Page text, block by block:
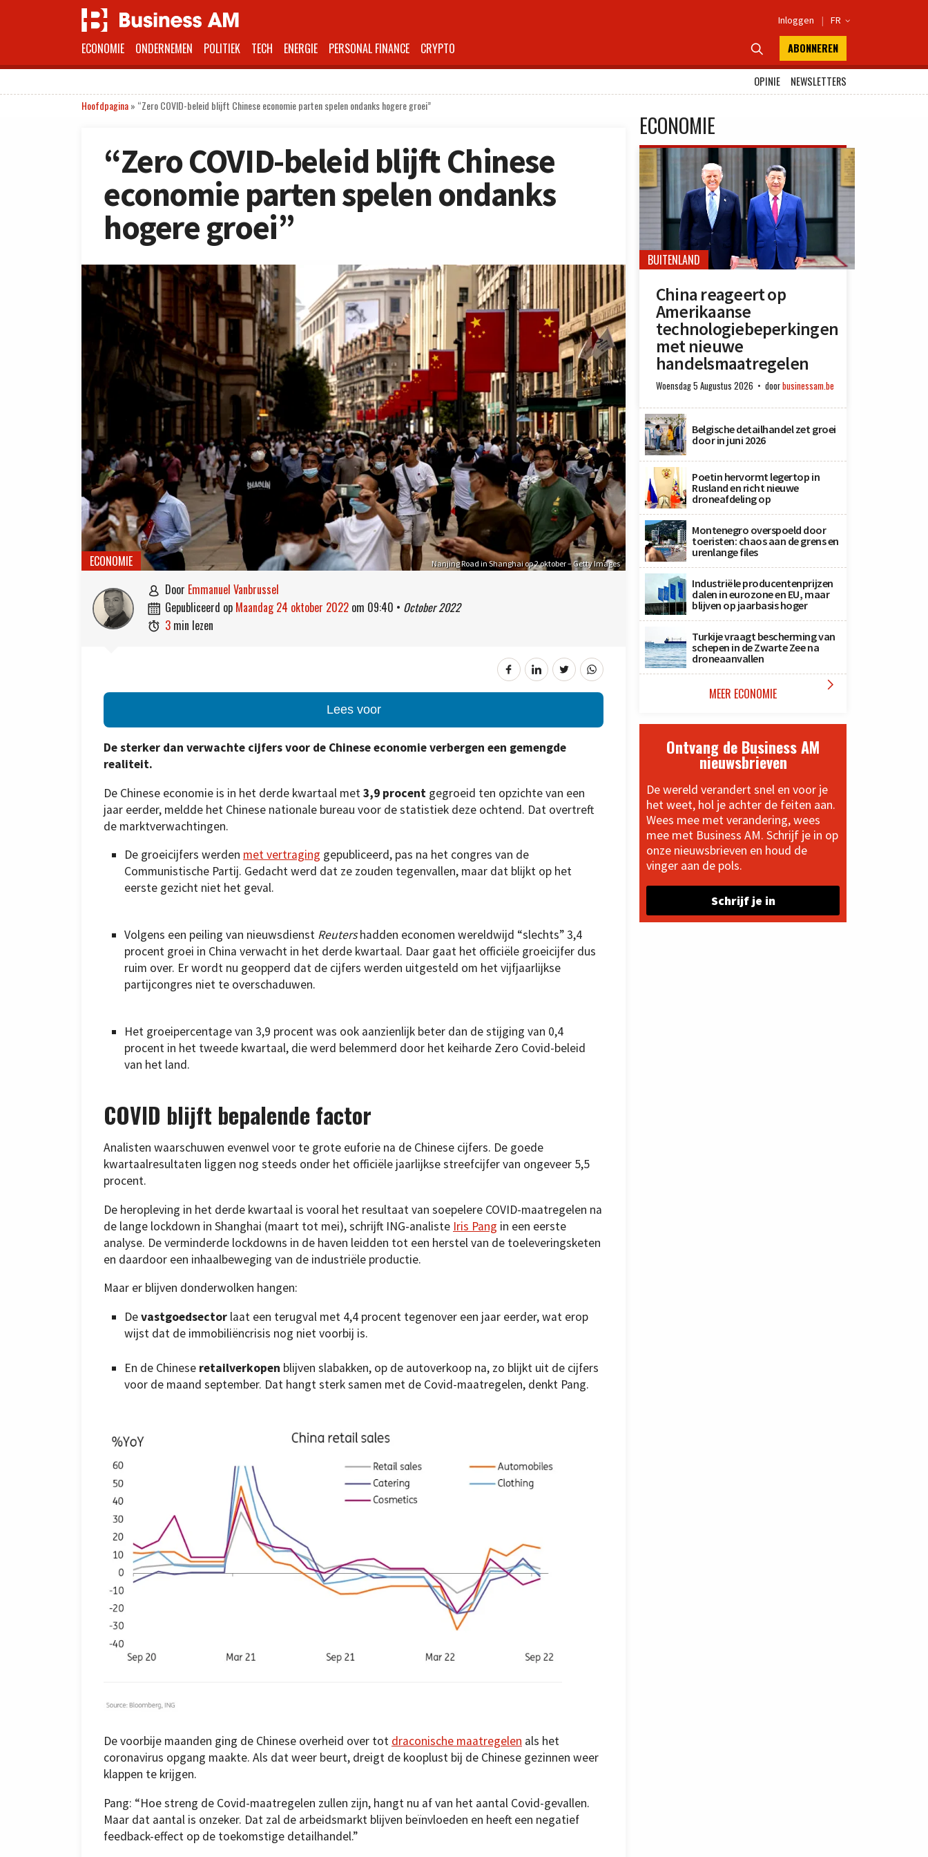
Inloggen | FR 
ECONOMIE ONDERNEMEN POLITIEK TECH ENERGIE PERSONAL FINANCE CRYPTO  ABONNEREN
OPINIE
NEWSLETTERS
Hoofdpagina» “Zero COVID-beleid blijft Chinese economie parten spelen ondanks hogere groei”
“Zero COVID-beleid blijft Chinese
economie parten spelen ondanks
hogere groei”
Nanjing Road in Shanghai op 2 oktober – Getty Images
ECONOMIE
 door Emmanuel Vanbrussel
 gepubliceerd op maandag 24 oktober 2022 om 09:40 • October 2022
 3 min lezen
Lees voor
De sterker dan verwachte cijfers voor de Chinese economie verbergen een gemengde
realiteit.
De Chinese economie is in het derde kwartaal met3,9 procent gegroeid ten opzichte van een
jaar eerder, meldde het Chinese nationale bureau voor de statistiek deze ochtend. Dat overtreft
de marktverwachtingen.
De groeicijfers werden met vertraging gepubliceerd, pas na het congres van de
Communistische Partij. Gedacht werd dat ze zouden tegenvallen, maar dat blijkt op het
eerste gezicht niet het geval.
Volgens een peiling van nieuwsdienst Reutershadden economen wereldwijd “slechts” 3,4
procent groei in China verwacht in het derde kwartaal. Daar gaat het officiële groeicijfer dus
ruim over. Er wordt nu geopperd dat de cijfers werden uitgesteld om het vijfjaarlijkse
partijcongres niet te overschaduwen.
Het groeipercentage van 3,9 procent was ook aanzienlijk beter dan de stijging van 0,4
procent in het tweede kwartaal, die werd belemmerd door het keiharde Zero Covid-beleid
van het land.
COVID blijft bepalende factor
Analisten waarschuwen evenwel voor te grote euforie na de Chinese cijfers. De goede
kwartaalresultaten liggen nog steeds onder het officiële jaarlijkse streefcijfer van ongeveer 5,5
procent.
De heropleving in het derde kwartaal is vooral het resultaat van soepelere COVID-maatregelen na
de lange lockdown in Shanghai (maart tot mei), schrijft ING-analiste Iris Pang in een eerste
analyse. De verminderde lockdowns in de haven leidden tot een herstel van de toeleveringsketen
en daardoor een inhaalbeweging van de industriële productie.
Maar er blijven donderwolken hangen:
Devastgoedsector laat een terugval met 4,4 procent tegenover een jaar eerder, wat erop
wijst dat de immobiliëncrisis nog niet voorbij is.
En de Chinese retailverkopen blijven slabakken, op de autoverkoop na, zo blijkt uit de cijfers
voor de maand september. Dat hangt sterk samen met de Covid-maatregelen, denkt Pang.
De voorbije maanden ging de Chinese overheid over tot draconische maatregelen als het
coronavirus opgang maakte. Als dat weer beurt, dreigt de kooplust bij de Chinese gezinnen weer
klappen te krijgen.
Pang: “Hoe streng de Covid-maatregelen zullen zijn, hangt nu af van het aantal Covid-gevallen.
Maar dat aantal is onzeker. Dat zal de arbeidsmarkt blijven beïnvloeden en heeft een negatief
feedback-effect op de toekomstige detailhandel.”
ECONOMIE
BUITENLAND
China reageert op
Amerikaanse
technologiebeperkingen
met nieuwe
handelsmaatregelen
Woensdag 5 Augustus 2026 doorbusinessam.be
Belgische detailhandel zet groei
door in juni 2026
Poetin hervormt legertop in
Rusland en richt nieuwe
droneafdeling op
Montenegro overspoeld door
toeristen: chaos aan de grens en
urenlange files
Industriële producentenprijzen
dalen in eurozone en EU, maar
blijven op jaarbasis hoger
Turkije vraagt bescherming van
schepen in de Zwarte Zee na
droneaanvallen
MEER ECONOMIE 
Ontvang de Business AM
nieuwsbrieven
De wereld verandert snel en voor je
het weet, hol je achter de feiten aan.
Wees mee met verandering, wees
mee met Business AM. Schrijf je in op
onze nieuwsbrieven en houd de
vinger aan de pols.
Schrijf je in